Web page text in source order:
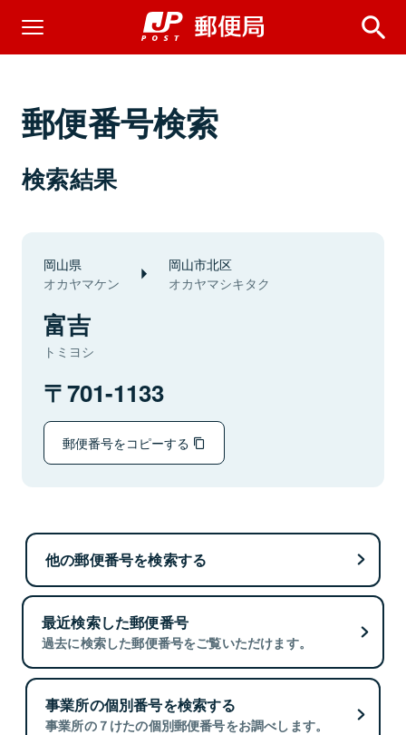
郵便番号検索
検索結果
岡山県
オカヤマケン
岡山市北区
オカヤマシキタク
富吉
トミヨシ
701-1133
郵便番号をコピーする
他の郵便番号を検索する
最近検索した郵便番号
過去に検索した郵便番号をご覧いただけます。
事業所の個別番号を検索する
事業所の７けたの個別郵便番号をお調べします。